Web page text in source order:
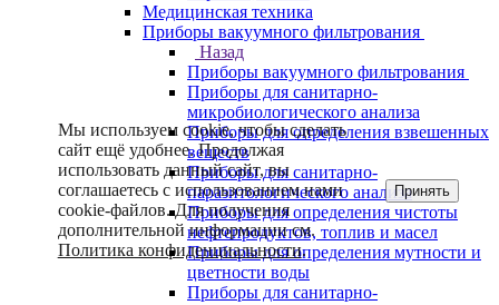
Медицинская техника
Приборы вакуумного фильтрования
Назад
Приборы вакуумного фильтрования
Приборы для санитарно-
микробиологического анализа
Приборы для определения взвешенных
веществ
Приборы для санитарно-
паразитологического анализа
Приборы для определения чистоты
нефтепродуктов, топлив и масел
Приборы для определения мутности и
цветности воды
Приборы для санитарно-
Мы используем cookie, чтобы сделать
сайт ещё удобнее. Продолжая
использовать данный сайт, вы
соглашаетесь с использованием нами
cookie-файлов. Для получения
дополнительной информации см.
Политика конфиденциальности.
Принять